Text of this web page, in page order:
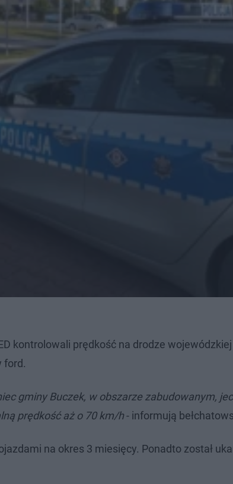
kontrolowali prędkość na drodze
ford.
gminy Buczek, w obszarze zabudowanym,
prędkość aż o 70 km/h- informują
na okres 3 miesięcy. Ponadto został